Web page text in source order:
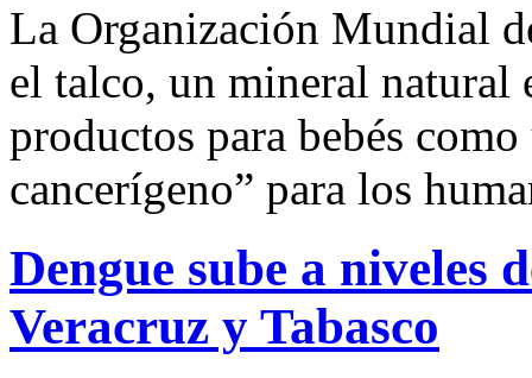
La Organización Mundial
el talco, un mineral natural
productos para bebés
cancerígeno” para los
Dengue sube a niveles
Veracruz y Tabasco